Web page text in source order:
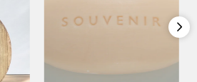
